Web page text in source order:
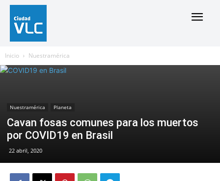
Inicio Nuestramérica
Nuestramérica Planeta
Cavan fosas comunes para los muertos
por COVID19 en Brasil
22 abril, 2020